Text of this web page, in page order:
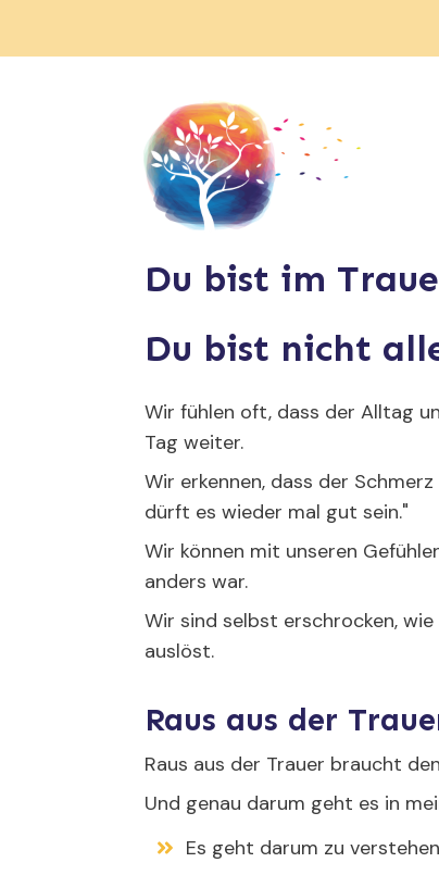
Du bist im
Du bist nicht
Wir fühlen oft, dass der Alltag
Tag weiter.
Wir erkennen, dass der
dürft es wieder mal gut sein."
Wir können mit unseren
anders war.
Wir sind selbst erschrocken,
auslöst.
Raus aus der
Raus aus der Trauer braucht
Und genau darum geht es in
Es geht darum zu